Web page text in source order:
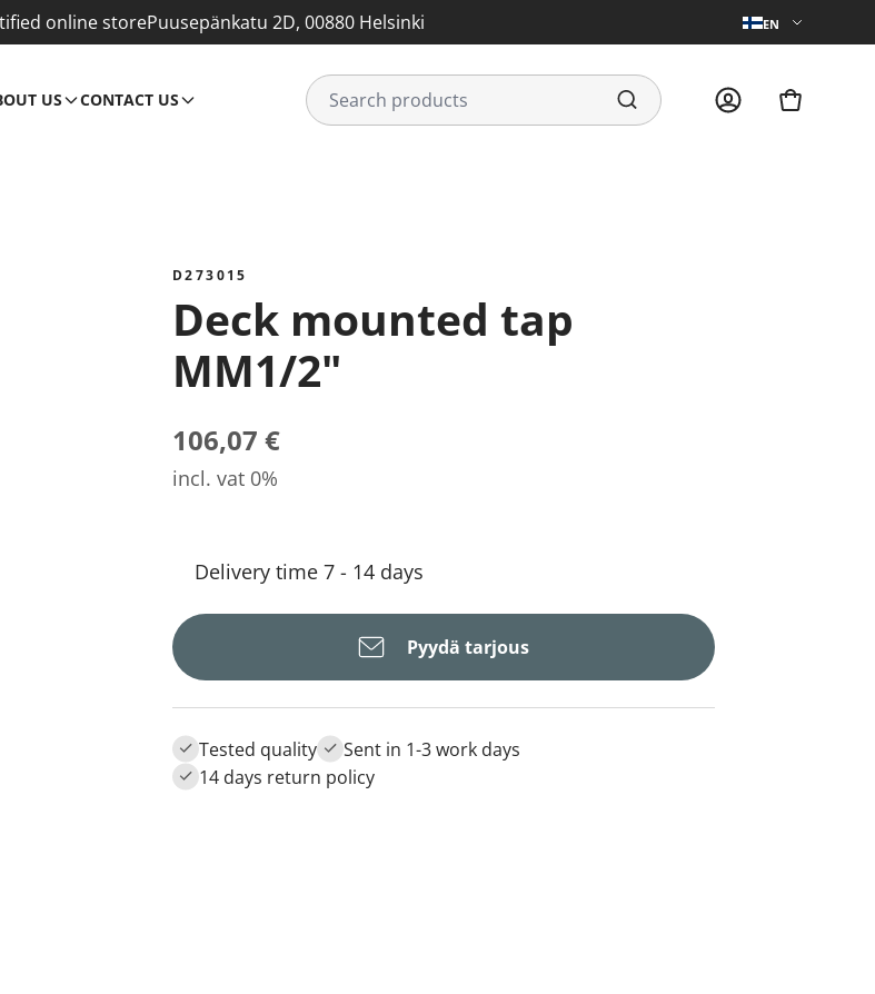
online storePuusepänkatu 2D, 00880 Helsinki EN
US CONTACT US
D273015
Deck mounted tap
MM1/2"
106,07 €
incl. vat 0%
Delivery time 7 - 14 days
Pyydä tarjous
Tested quality
Sent in 1-3 work days
14 days return policy